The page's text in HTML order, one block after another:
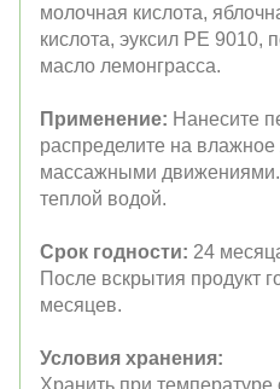
молочная кислота,
кислота, эуксил PE 9010,
масло лемонграсса.
Применение: Нанесите
распределите на влажное
массажными
теплой водой.
Срок годности: 24
После вскрытия продукт
месяцев.
Условия хранения:
Хранить при температуре